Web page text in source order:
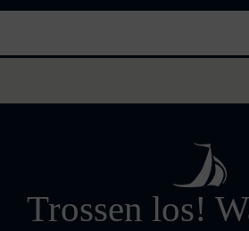
Trossen los!